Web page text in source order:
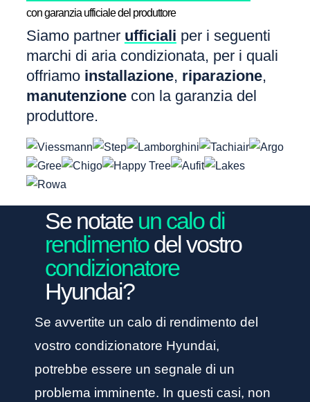
con garanzia ufficiale del produttore
Siamo partner ufficiali per i seguenti
marchi di aria condizionata, per i quali
offriamo installazione, riparazione,
manutenzionecon la garanzia del
produttore.
Se notate un calo di
rendimentodel vostro
condizionatore
Hyundai?
Se avvertite un calo di rendimento del
vostro condizionatore Hyundai,
potrebbe essere un segnale di un
problema imminente. In questi casi, non